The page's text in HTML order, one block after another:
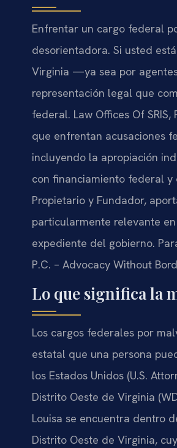
Enfrentar un cargo federal
desorientadora. Si usted
Virginia —ya sea por
representación legal que
federal. Law Offices Of
que enfrentan acusaciones
incluyendo la apropiación
con financiamiento federal y
Propietario y Fundador,
particularmente relevante
expediente del gobierno.
P.C. – Advocacy Without
Lo que significa la
Los cargos federales por
estatal que una persona
los Estados Unidos (U.S.
Distrito Oeste de Virginia
Louisa se encuentra dentro
Distrito Oeste de Virginia,